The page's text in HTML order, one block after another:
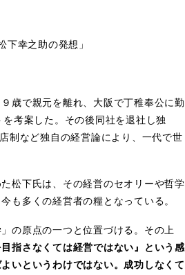
下幸之助の発想」
歳で親元を離れ、大阪で丁稚奉公に勤
考案した。その後同社を退社し独
制など独自の経営論により、一代で世
松下氏は、その経営のセオリーや哲学
も多くの経営者の糧となっている。
の原点の一つと位置づける。その上
指さなくては経営ではない』という感
いというわけではない。成功しなくて